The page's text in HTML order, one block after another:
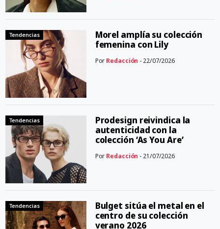
Tendencias
Morel amplía su colección
femenina con Lily
Por Redacción - 22/07/2026
Tendencias
Prodesign reivindica la
autenticidad con la
colección ‘As You Are’
Por Redacción - 21/07/2026
Tendencias
Bulget sitúa el metal en el
centro de su colección
verano 2026